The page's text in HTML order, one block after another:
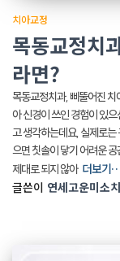
치아교정
목동교정치
라면?
목동교정치과, 삐뚤어진
아 신경이 쓰인 경험이 있
고 생각하는데요, 실제로는
으면 칫솔이 닿기 어려운
제대로 되지 않아 더보기
글쓴이 연세고운미소